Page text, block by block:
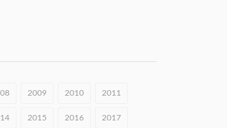
на воду «Метеор-120Р»
области выбрали лучшего
2009 2010 2011
2015 2016 2017